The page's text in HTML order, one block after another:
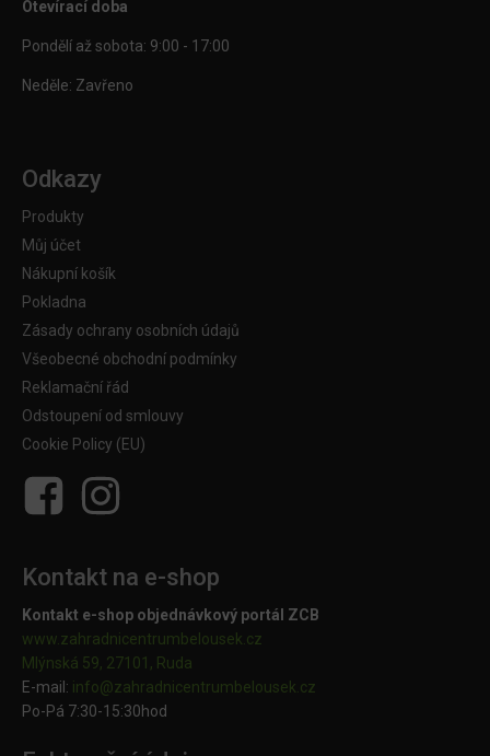
Otevírací doba
Pondělí až sobota: 9:00 - 17:00
Neděle: Zavřeno
Odkazy
Produkty
Můj účet
Nákupní košík
Pokladna
Zásady ochrany osobních údajů
Všeobecné obchodní podmínky
Reklamační řád
Odstoupení od smlouvy
Cookie Policy (EU)
Kontakt na e-shop
Kontakt e-shop objednávkový portál ZCB
www.zahradnicentrumbelousek.cz
Mlýnská 59, 27101, Ruda
E-mail: info@zahradnicentrumbelousek.cz
Po-Pá 7:30-15:30hod